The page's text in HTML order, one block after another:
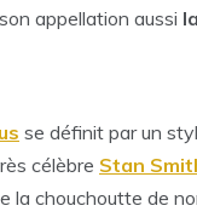
appellation aussi
se définit par un
célèbre Stan
la chouchoutte de